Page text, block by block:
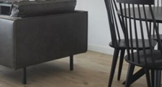
Hoe vind je een goedkoop appartement
Wat zijn de verplichtingen van een
Kan je beter een appartement huren of
Alle veelgestelde vragen